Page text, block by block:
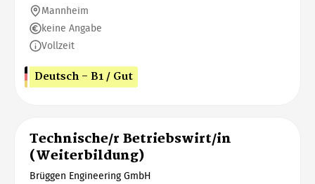
Mannheim
keine Angabe
Vollzeit
Deutsch - B1 / Gut
Technische/r Betriebswirt/in
(Weiterbildung)
Brüggen Engineering GmbH